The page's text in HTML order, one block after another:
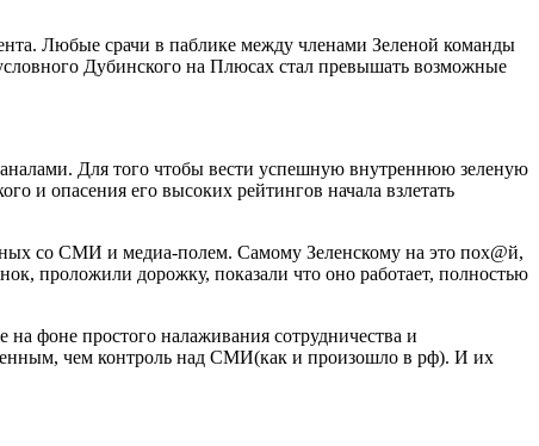
Любые срачи в паблике между членами Зеленой команды
Дубинского на Плюсах стал превышать возможные
ми. Для того чтобы вести успешную внутреннюю зеленую
и опасения его высоких рейтингов начала взлетать
со СМИ и медиа-полем. Самому Зеленскому на это пох@й,
проложили дорожку, показали что оно работает, полностью
фоне простого налаживания сотрудничества и
чем контроль над СМИ(как и произошло в рф). И их